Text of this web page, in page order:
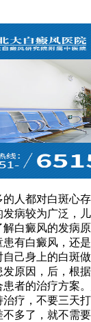
都对白斑心存
发病较为广泛，
白癜风的发病
有白癜风，还
己身上的白斑
原因，后，根
者的治疗方案
疗，不要三天
多了，就不需